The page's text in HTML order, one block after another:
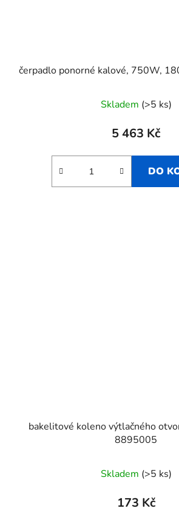
čerpadlo ponorné kalové, 750W,
Skladem (>5 ks)
5 463 Kč
DO
bakelitové koleno výtlačného
8895005
Skladem (>5 ks)
173 Kč